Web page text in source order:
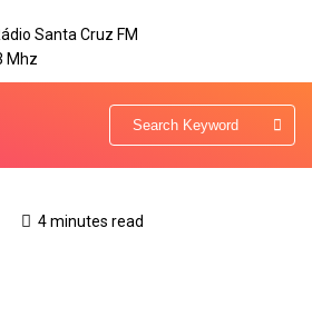
4 minutes read